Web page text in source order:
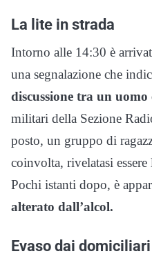
La lite in strada
Intorno alle 14:30 è
una segnalazione che
discussione tra un
militari della Sezione
posto, un gruppo di
coinvolta, rivelatasi
Pochi istanti dopo, è
alterato dall’alcol.
Evaso dai domiciliari